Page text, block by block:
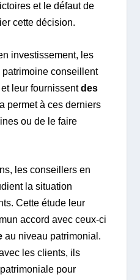
et le défaut de
cette décision.
investissement, les
conseillent
et leur fournissentdes
permet à ces derniers
ou de le faire
les conseillers en
la situation
Cette étude leur
accord avec ceux-ci
au niveau patrimonial.
les clients, ils
pour